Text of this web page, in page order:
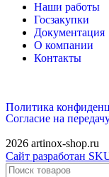
Наши работы
Госзакупки
Документация
О компании
Контакты
Политика
Согласие на
2026 artinox-shop.ru
Сайт разработан